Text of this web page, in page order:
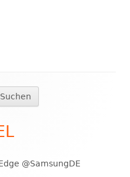
@SamsungDE